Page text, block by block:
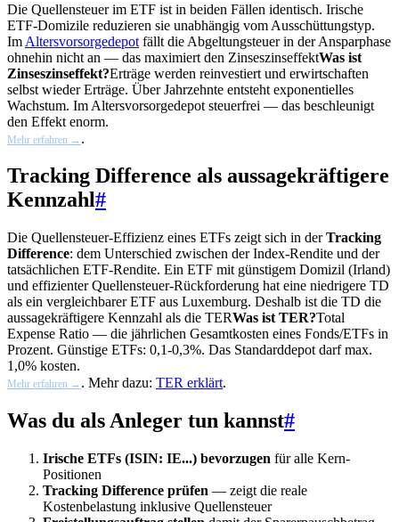
Die Quellensteuer im ETF ist in beiden Fällen identisch. Irische
ETF-Domizile reduzieren sie unabhängig vom Ausschüttungstyp.
Im Altersvorsorgedepot fällt die Abgeltungsteuer in der Ansparphase
ohnehin nicht an — das maximiert den ZinseszinseffektWas ist
Zinseszinseffekt?Erträge werden reinvestiert und erwirtschaften
selbst wieder Erträge. Über Jahrzehnte entsteht exponentielles
Wachstum. Im Altersvorsorgedepot steuerfrei — das beschleunigt
den Effekt enorm.
Mehr erfahren → .
Tracking Difference als aussagekräftigere
Kennzahl#
Die Quellensteuer-Effizienz eines ETFs zeigt sich in derTracking
Difference: dem Unterschied zwischen der Index-Rendite und der
tatsächlichen ETF-Rendite. Ein ETF mit günstigem Domizil (Irland)
und effizienter Quellensteuer-Rückforderung hat eine niedrigere TD
als ein vergleichbarer ETF aus Luxemburg. Deshalb ist die TD die
aussagekräftigere Kennzahl als die TERWas ist TER?Total
Expense Ratio — die jährlichen Gesamtkosten eines Fonds/ETFs in
Prozent. Günstige ETFs: 0,1-0,3%. Das Standarddepot darf max.
1,0% kosten.
Mehr erfahren → . Mehr dazu: TER erklärt.
Was du als Anleger tun kannst#
Irische ETFs (ISIN: IE...) bevorzugen für alle Kern-
Positionen
Tracking Difference prüfen — zeigt die reale
Kostenbelastung inklusive Quellensteuer